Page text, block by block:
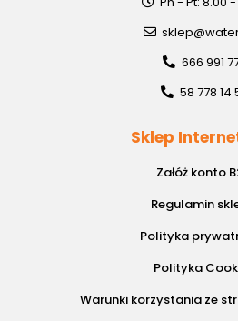
666 991
58 778 14
Sklep
Załóż konto
Regulamin
Polityka
Polityka
Warunki korzystania ze